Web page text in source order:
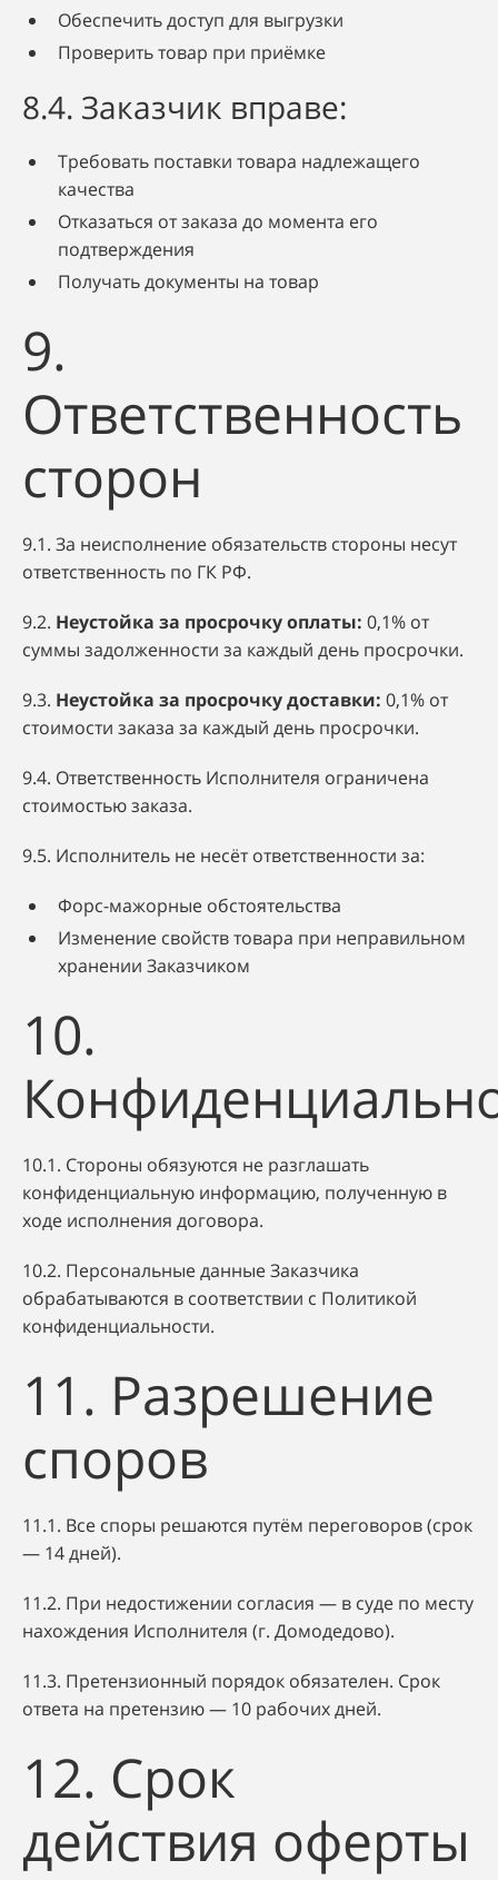
Обеспечить доступ для выгрузки
Проверить товар при приёмке
8.4. Заказчик вправе:
Требовать поставки товара надлежащего
качества
Отказаться от заказа до момента его
подтверждения
Получать документы на товар
9.
Ответственность
сторон
9.1. За неисполнение обязательств стороны несут
ответственность по ГК РФ.
9.2. Неустойка за просрочку оплаты: 0,1% от
суммы задолженности за каждый день просрочки.
9.3. Неустойка за просрочку доставки: 0,1% от
стоимости заказа за каждый день просрочки.
9.4. Ответственность Исполнителя ограничена
стоимостью заказа.
9.5. Исполнитель не несёт ответственности за:
Форс-мажорные обстоятельства
Изменение свойств товара при неправильном
хранении Заказчиком
10.
10.1. Стороны обязуются не разглашать
конфиденциальную информацию, полученную в
ходе исполнения договора.
10.2. Персональные данные Заказчика
обрабатываются в соответствии с Политикой
конфиденциальности.
11. Разрешение
споров
11.1. Все споры решаются путём переговоров (срок
— 14 дней).
11.2. При недостижении согласия — в суде по месту
нахождения Исполнителя (г. Домодедово).
11.3. Претензионный порядок обязателен. Срок
ответа на претензию — 10 рабочих дней.
12. Срок
действия оферты